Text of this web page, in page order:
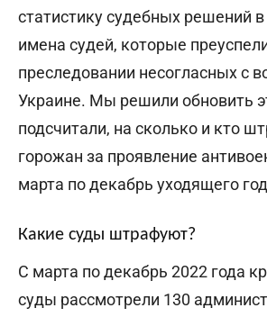
статистику судебных решений
имена судей, которые
преследовании несогласных с
Украине. Мы решили обновить
подсчитали, на сколько и кто
горожан за проявление
марта по декабрь уходящего
Какие суды штрафуют?
С марта по декабрь 2022 года
суды рассмотрели 130